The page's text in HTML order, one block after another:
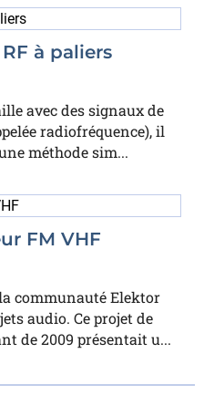
à paliers
avec des signaux de
radiofréquence), il
méthode sim...
FM VHF
communauté Elektor
audio. Ce projet de
de 2009 présentait u...